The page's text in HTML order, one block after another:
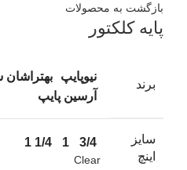
بازگشت به محصولات
پایه کلکتور
برند
نیوپایپ بهتراشان
آرسین پایپ
سایز
اینچ
3/4
1
1/4 1
Clear